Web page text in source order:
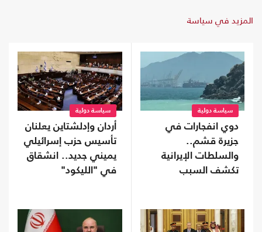
المزيد في سياسة
سياسة دولية
دوي انفجارات في
جزيرة قشم..
والسلطات الإيرانية
تكشف السبب
سياسة دولية
أردان وإدلشتاين يعلنان
تأسيس حزب إسرائيلي
يميني جديد.. انشقاق
في "الليكود"